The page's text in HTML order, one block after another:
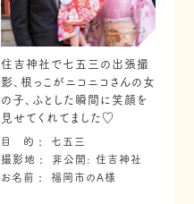
住吉神社で七五三の出張撮
影、根っこがニコニコさんの女
の子、ふとした瞬間に笑顔を
見せてくれてました♡
目 的
七五三
撮影地
非公開: 住吉神社
お名前
福岡市のA様